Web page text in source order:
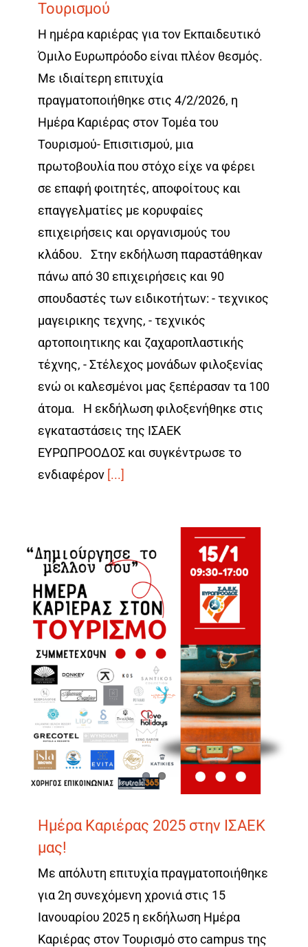
Τουρισμού
Η ημέρα καριέρας για τον Εκπαιδευτικό
Όμιλο Ευρωπρόοδο είναι πλέον θεσμός.
Με ιδιαίτερη επιτυχία
πραγματοποιήθηκε στις 4/2/2026, η
Ημέρα Καριέρας στον Τομέα του
Τουρισμού- Επισιτισμού, μια
πρωτοβουλία που στόχο είχε να φέρει
σε επαφή φοιτητές, αποφοίτους και
επαγγελματίες με κορυφαίες
επιχειρήσεις και οργανισμούς του
κλάδου. Στην εκδήλωση παραστάθηκαν
πάνω από 30 επιχειρήσεις και 90
σπουδαστές των ειδικοτήτων: - τεχνικος
μαγειρικης τεχνης, - τεχνικός
αρτοποιητικης και ζαχαροπλαστικής
τέχνης, - Στέλεχος μονάδων φιλοξενίας
ενώ οι καλεσμένοι μας ξεπέρασαν τα 100
άτομα. Η εκδήλωση φιλοξενήθηκε στις
εγκαταστάσεις της ΙΣΑΕΚ
ΕΥΡΩΠΡΟΟΔΟΣ και συγκέντρωσε το
ενδιαφέρον [...]
Ημέρα Καριέρας 2025 στην ΙΣΑΕΚ
μας!
Με απόλυτη επιτυχία πραγματοποιήθηκε
για 2η συνεχόμενη χρονιά στις 15
Ιανουαρίου 2025 η εκδήλωση Ημέρα
Καριέρας στον Τουρισμό στο campus της